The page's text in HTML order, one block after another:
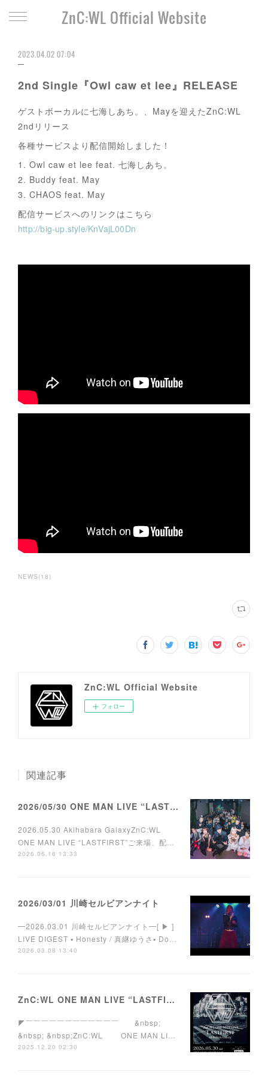
ZnC:WL Official Website
2023.04.02 07:04
2nd Single『Owl caw et lee』RELEASE
ゲストボーカルに七海しあち。、Mayを迎えたZnC:WL
2ndリリース
各種サービスより配信開始しました！
1. Owl caw et lee feat. 七海しあち。
2. Buddy feat. May
3. CHAOS feat. May
配信サービスへのリンクはこちら
http://big-up.style/KnVajL00Dn
NEWS (18)
ZnC:WL Official Website
フォロー
関連記事
2026/05/30 ONE MAN LIVE “LASTFIRST”
2026.05.30 Akihabara GalaxyZnC:WL
ONE MAN LIVE “LASTFIRST”ご来場、配…
2026.06.16 13:33
2026/03/01 川崎セルビアンナイト
━2026.03.01 川崎セルビアンナイト━[ ▶︎ ]
LIVE DIGEST ▪︎ Honesty / 真継ゆうさ▪︎ Do…
2026.03.08 13:40
ZnC:WL ONE MAN LIVE “LASTFIRST”
◤￣￣￣￣￣￣￣￣￣￣￣￣ &nbsp;
&nbsp; &nbsp;ZnC:WL ONE MAN LI…
2025.12.20 02:30